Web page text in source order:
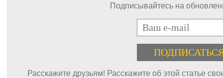
Подписывайтесь на
E-mail
Расскажите друзьям! Расскажите об этой статье